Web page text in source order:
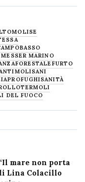
MARINO
FORESTALE FURTO
MOLISANI
PROFUGHISANITÀ
TERMOLI
DEL FUOCO
mare non porta
Lina Colacillo